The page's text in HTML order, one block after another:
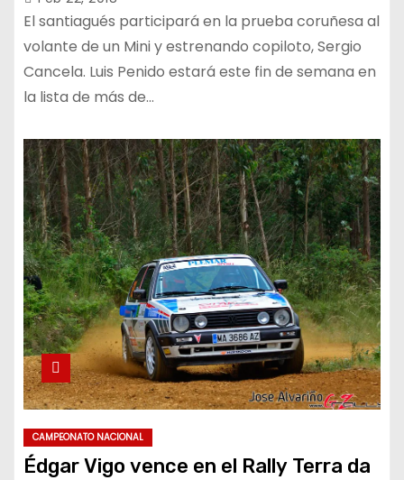
El santiagués participará en la prueba coruñesa al
volante de un Mini y estrenando copiloto, Sergio
Cancela. Luis Penido estará este fin de semana en
la lista de más de…
CAMPEONATO NACIONAL
Édgar Vigo vence en el Rally Terra da